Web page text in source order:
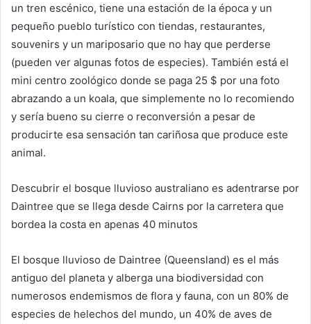
un tren escénico, tiene una estación de la época y un
pequeño pueblo turístico con tiendas, restaurantes,
souvenirs y un mariposario que no hay que perderse
(pueden ver algunas fotos de especies). También está el
mini centro zoológico donde se paga 25 $ por una foto
abrazando a un koala, que simplemente no lo recomiendo
y sería bueno su cierre o reconversión a pesar de
producirte esa sensación tan cariñosa que produce este
animal.
Descubrir el bosque lluvioso australiano es adentrarse por
Daintree que se llega desde Cairns por la carretera que
bordea la costa en apenas 40 minutos
El bosque lluvioso de Daintree (Queensland) es el más
antiguo del planeta y alberga una biodiversidad con
numerosos endemismos de flora y fauna, con un 80% de
especies de helechos del mundo, un 40% de aves de